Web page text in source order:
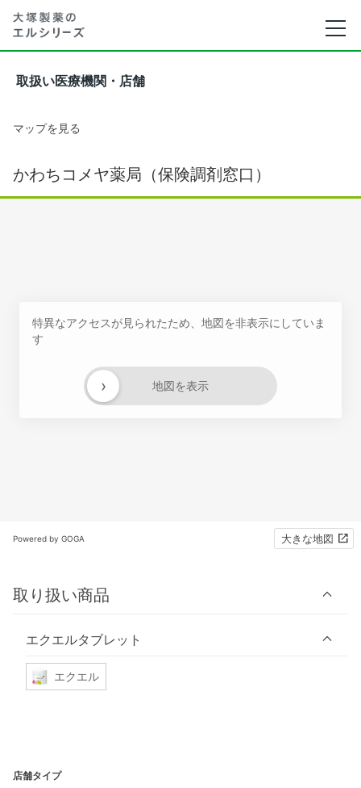
取扱い医療機関・店舗
マップを見る
かわちコメヤ薬局（保険調剤窓口）
特異なアクセスが見られたため、地図を非表示にしていま
す
地図を表示
›
Powered by GOGA 大きな地図
取り扱い商品
エクエルタブレット
エクエル
店舗タイプ